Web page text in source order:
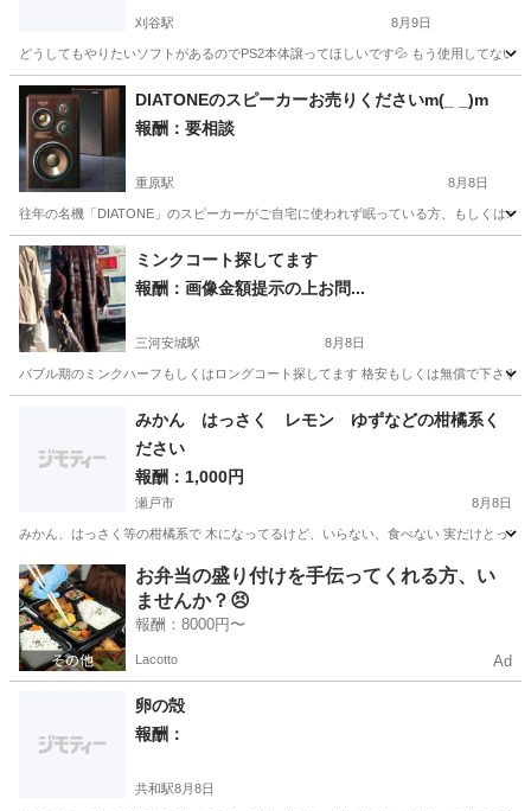
刈谷駅 8月9日
どうしてもやりたいソフトがあるのでPS2本体譲ってほしいです💦 もう使用してない
愛知 刈谷市 買いたい/ください
DIATONEのスピーカーお売りくださいm(_ _)m
報酬：要相談
重原駅 8月8日
往年の名機「DIATONE」のスピーカーがご自宅に使われず眠っている方、もしくは
愛知 知立市 重原駅 買いたい/ください
ミンクコート探してます
報酬：画像金額提示の上お問...
三河安城駅 8月8日
バブル期のミンクハーフもしくはロングコート探してます 格安もしくは無償で下さ
三河安城駅 買いたい/ください 無償
みかん はっさく レモン ゆずなどの柑橘系く
ださい
報酬：1,000円
瀬戸市 8月8日
みかん、はっさく等の柑橘系で 木になってるけど、いらない、食べない 実だけとっ
愛知 瀬戸市 買いたい/ください みかん
お弁当の盛り付けを手伝ってくれる方、い
ませんか？😣
報酬：8000円〜
Lacotto Ad
卵の殻
報酬：
共和駅8月8日